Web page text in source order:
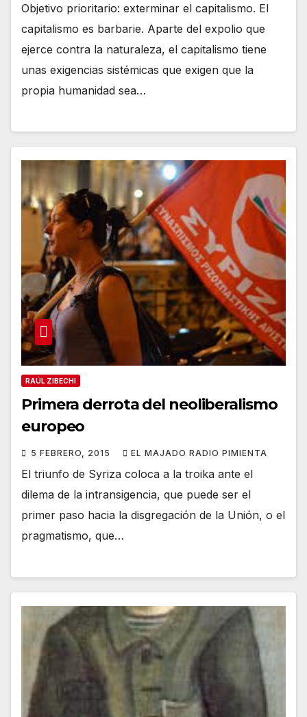
Objetivo prioritario: exterminar el capitalismo. El
capitalismo es barbarie. Aparte del expolio que
ejerce contra la naturaleza, el capitalismo tiene
unas exigencias sistémicas que exigen que la
propia humanidad sea…
RAÚL ZIBECHI
Primera derrota del neoliberalismo
europeo
5 FEBRERO, 2015 EL MAJADO RADIO PIMIENTA
El triunfo de Syriza coloca a la troika ante el
dilema de la intransigencia, que puede ser el
primer paso hacia la disgregación de la Unión, o el
pragmatismo, que…